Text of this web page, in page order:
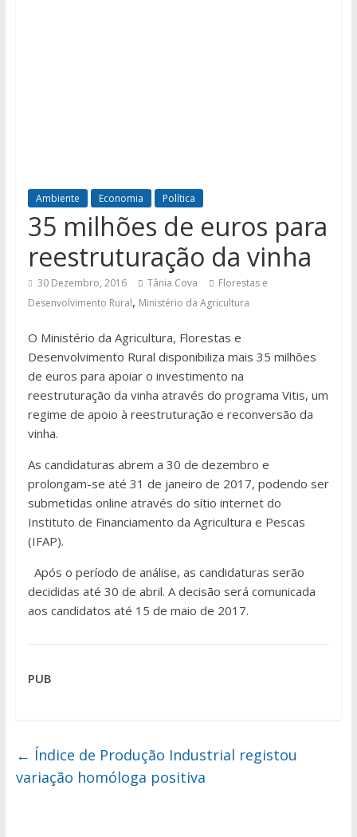
Ambiente Economia Política
35 milhões de euros para
reestruturação da vinha
30 Dezembro, 2016 Tânia Cova
Florestas e
Desenvolvimento Rural, Ministério da Agricultura
O Ministério da Agricultura, Florestas e
Desenvolvimento Rural disponibiliza mais 35 milhões
de euros para apoiar o investimento na
reestruturação da vinha através do programa Vitis, um
regime de apoio à reestruturação e reconversão da
vinha.
As candidaturas abrem a 30 de dezembro e
prolongam-se até 31 de janeiro de 2017, podendo ser
submetidas online através do sítio internet do
Instituto de Financiamento da Agricultura e Pescas
(IFAP).
Após o período de análise, as candidaturas serão
decididas até 30 de abril. A decisão será comunicada
aos candidatos até 15 de maio de 2017.
PUB
← Índice de Produção Industrial registou
variação homóloga positiva